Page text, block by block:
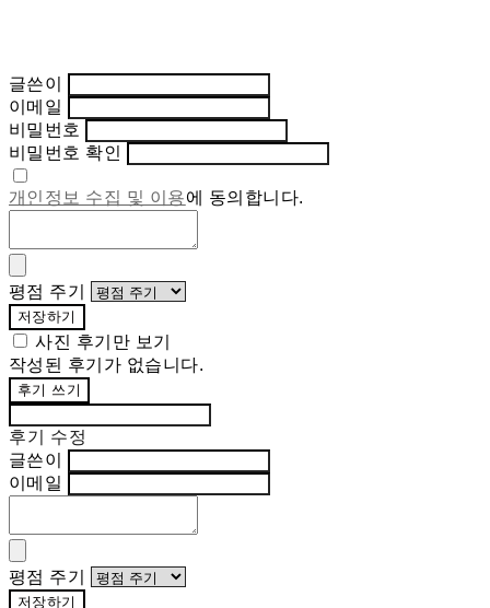
글쓴이
이메일
비밀번호
비밀번호 확인
개인정보 수집 및 이용에 동의합니다.
평점 주기
저장하기
사진 후기만 보기
작성된 후기가 없습니다.
후기 쓰기
후기 수정
글쓴이
이메일
평점 주기
저장하기